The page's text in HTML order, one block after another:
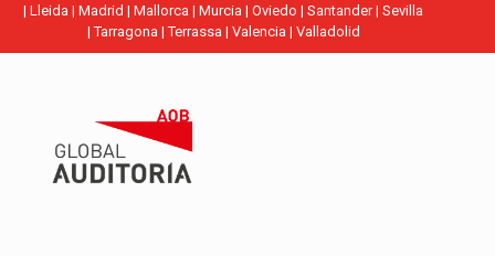
|Lleida |Madrid |Mallorca |Murcia |Oviedo |Santander|Sevilla
|Tarragona |Terrassa | Valencia | Valladolid